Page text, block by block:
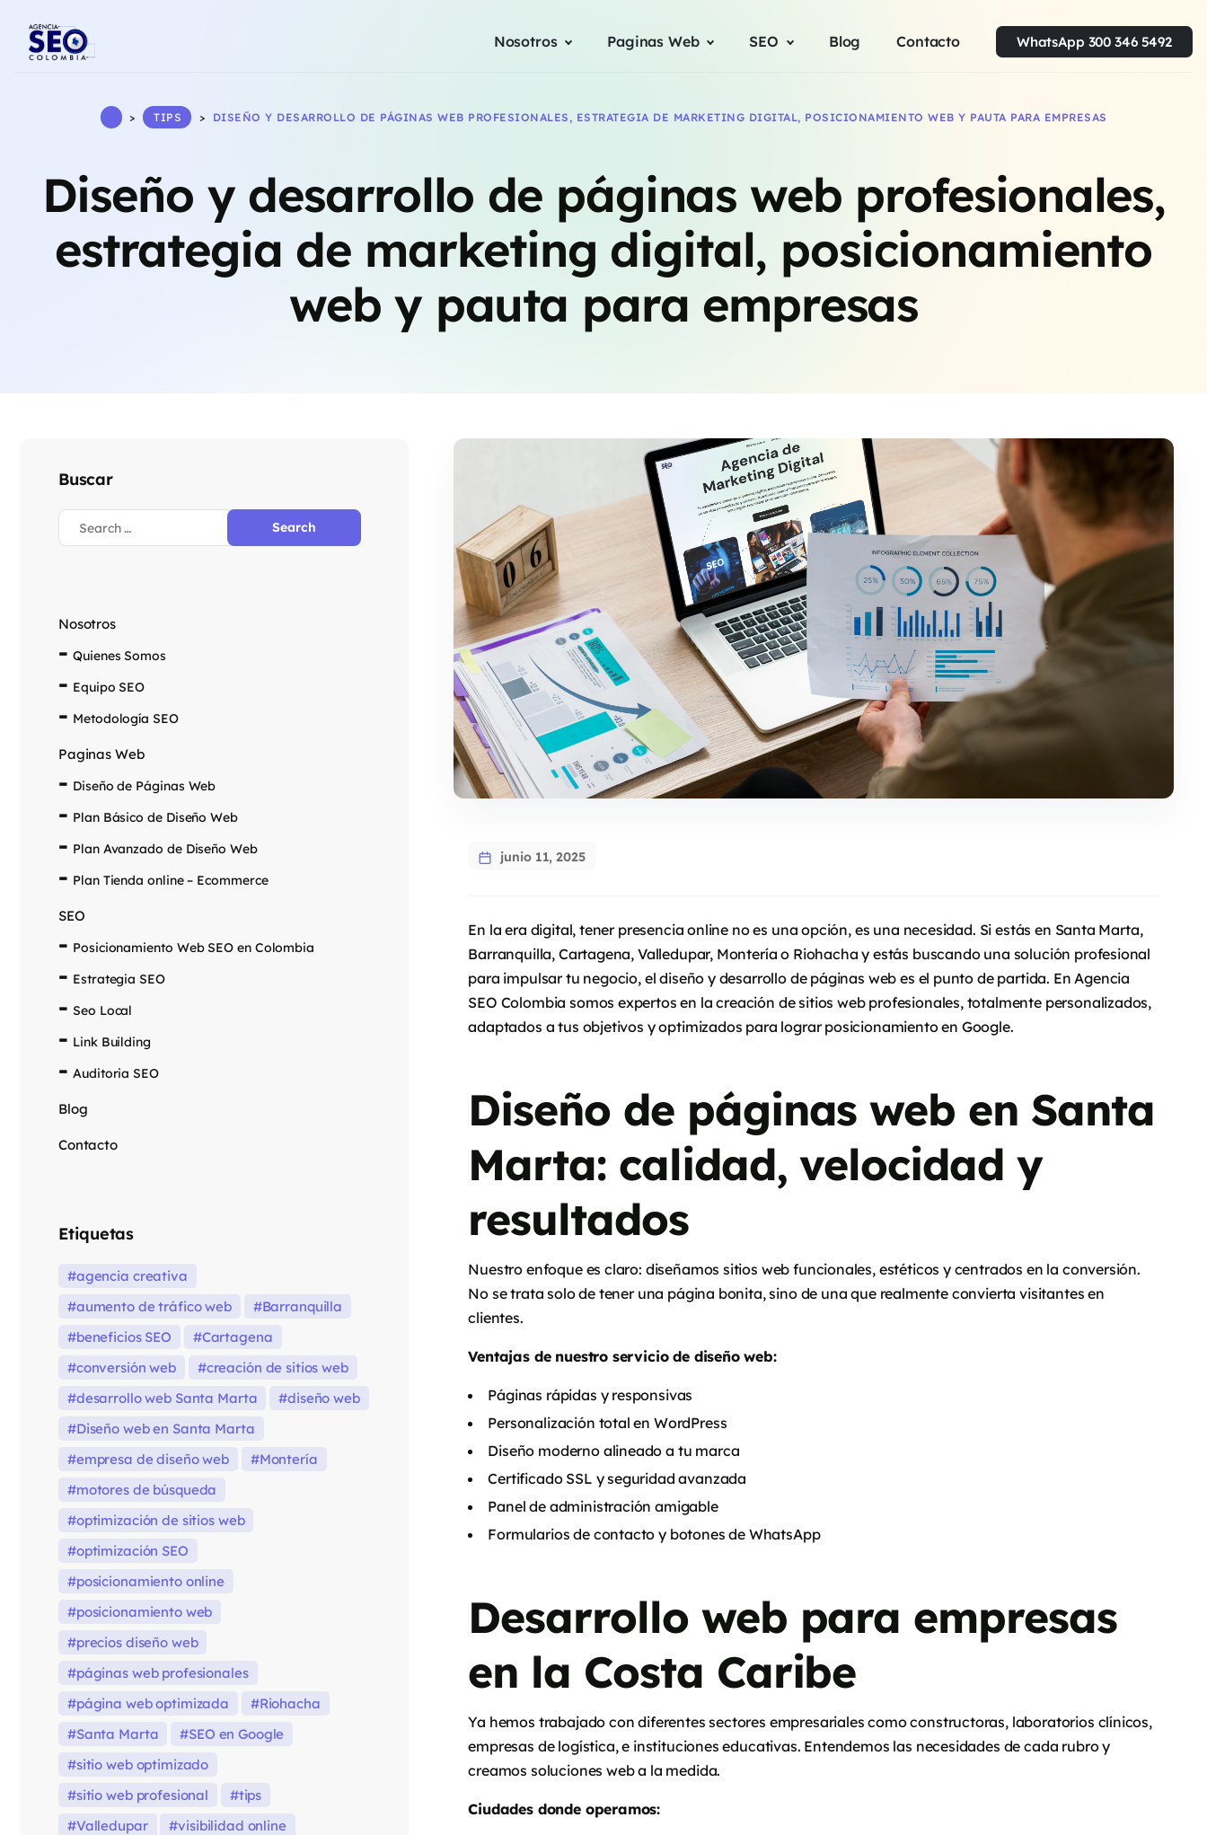
Nosotros Paginas Web SEO Blog Contacto WhatsApp 300 346 5492
Diseño y desarrollo de páginas web profesionales,
estrategia de marketing digital, posicionamiento
web y pauta para empresas
> TIPS > DISEÑO Y DESARROLLO DE PÁGINAS WEB PROFESIONALES, ESTRATEGIA DE MARKETING DIGITAL, POSICIONAMIENTO WEB Y PAUTA PARA EMPRESAS
junio 11, 2025
En la era digital, tener presencia online no es una opción, es una necesidad. Si estás en Santa Marta,
Barranquilla, Cartagena, Valledupar, Montería o Riohacha y estás buscando una solución profesional
para impulsar tu negocio, el diseño y desarrollo de páginas web es el punto de partida. En Agencia
SEO Colombia somos expertos en la creación de sitios web profesionales, totalmente personalizados,
adaptados a tus objetivos y optimizados para lograr posicionamiento en Google.
Diseño de páginas web en Santa
Marta: calidad, velocidad y
resultados
Nuestro enfoque es claro: diseñamos sitios web funcionales, estéticos y centrados en la conversión.
No se trata solo de tener una página bonita, sino de una que realmente convierta visitantes en
clientes.
Ventajas de nuestro servicio de diseño web:
Páginas rápidas y responsivas
Personalización total en WordPress
Diseño moderno alineado a tu marca
Certificado SSL y seguridad avanzada
Panel de administración amigable
Formularios de contacto y botones de WhatsApp
Desarrollo web para empresas
en la Costa Caribe
Ya hemos trabajado con diferentes sectores empresariales como constructoras, laboratorios clínicos,
empresas de logística, e instituciones educativas. Entendemos las necesidades de cada rubro y
creamos soluciones web a la medida.
Ciudades donde operamos:
Buscar
Nosotros
Quienes Somos
Equipo SEO
Metodología SEO
Paginas Web
Diseño de Páginas Web
Plan Básico de Diseño Web
Plan Avanzado de Diseño Web
Plan Tienda online – Ecommerce
SEO
Posicionamiento Web SEO en Colombia
Estrategia SEO
Seo Local
Link Building
Auditoria SEO
Blog
Contacto
Etiquetas
agencia creativa
aumento de tráfico web
Barranquilla
beneficios SEO
Cartagena
conversión web
creación de sitios web
desarrollo web Santa Marta
diseño web
Diseño web en Santa Marta
empresa de diseño web
Montería
motores de búsqueda
optimización de sitios web
optimización SEO
posicionamiento online
posicionamiento web
precios diseño web
páginas web profesionales
página web optimizada
Riohacha
Santa Marta
SEO en Google
sitio web optimizado
sitio web profesional
tips
Valledupar
visibilidad online